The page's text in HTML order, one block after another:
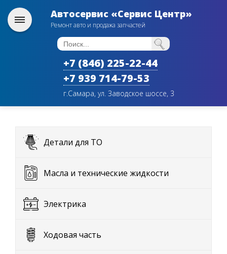
Автосервис «Сервис Центр»
Ремонт авто и продажа запчастей
+7 (846) 225-22-44
+7 939 714-79-53
г.Самара, ул. Заводское шоссе, 3
Детали для ТО
Масла и технические жидкости
Электрика
Ходовая часть